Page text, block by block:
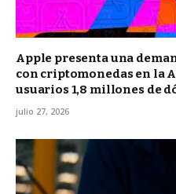
Apple presenta una
con criptomonedas en la
usuarios 1,8 millones de
julio 27, 2026